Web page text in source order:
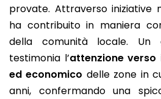
provate. Attraverso iniziative
ha contribuito in maniera
della comunità locale. Un
testimonia l’attenzione verso
ed economico delle zone in
anni, confermando una